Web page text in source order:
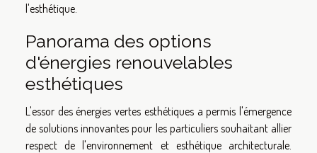
l'esthétique.
Panorama des options
d'énergies renouvelables
esthétiques
L'essor des énergies vertes esthétiques a permis l'émergence
de solutions innovantes pour les particuliers souhaitant allier
respect de l'environnement et esthétique architecturale.